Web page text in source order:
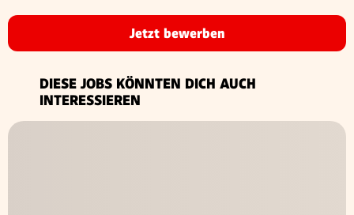
Jetzt bewerben
DIESE JOBS KÖNNTEN DICH AUCH
INTERESSIEREN